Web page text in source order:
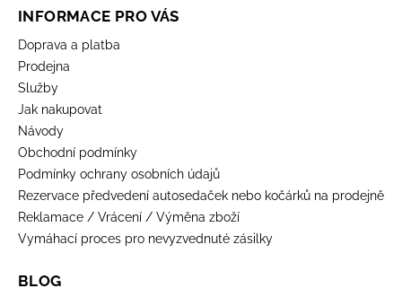
INFORMACE PRO VÁS
Doprava a platba
Prodejna
Služby
Jak nakupovat
Návody
Obchodní podmínky
Podmínky ochrany osobních údajů
Rezervace předvedení autosedaček nebo kočárků na prodejně
Reklamace / Vrácení / Výměna zboží
Vymáhací proces pro nevyzvednuté zásilky
BLOG